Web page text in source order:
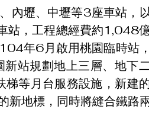
內壢、中壢等3座車站，
站，工程總經費約1,048
年6月啟用桃園臨時站
站規劃地上三層、地下
等月台服務設施，新建
新地標，同時將縫合鐵路